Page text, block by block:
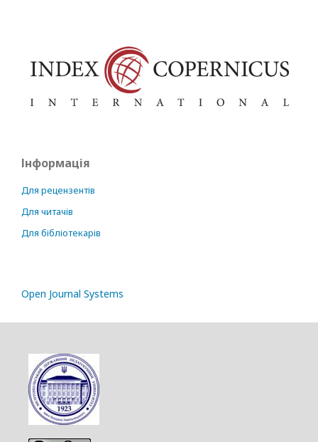
Інформація
Для рецензентів
Для читачів
Для бібліотекарів
Open Journal Systems